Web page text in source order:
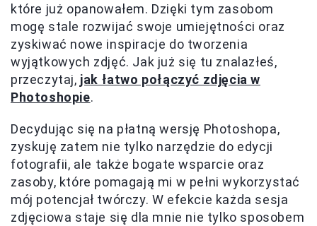
które już opanowałem. Dzięki tym zasobom
mogę stale rozwijać swoje umiejętności oraz
zyskiwać nowe inspiracje do tworzenia
wyjątkowych zdjęć. Jak już się tu znalazłeś,
przeczytaj, jak łatwo połączyć zdjęcia w
Photoshopie.
Decydując się na płatną wersję Photoshopa,
zyskuję zatem nie tylko narzędzie do edycji
fotografii, ale także bogate wsparcie oraz
zasoby, które pomagają mi w pełni wykorzystać
mój potencjał twórczy. W efekcie każda sesja
zdjęciowa staje się dla mnie nie tylko sposobem